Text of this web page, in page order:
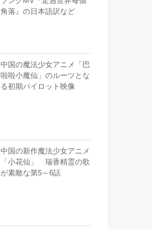
角落』の日本語訳など
中国の魔法少女アニメ「巴
啦啦小魔仙」のルーツとな
る初期パイロット映像
中国の新作魔法少女アニメ
「小花仙」 瑞香精霊の歌
が素敵な第5～6話